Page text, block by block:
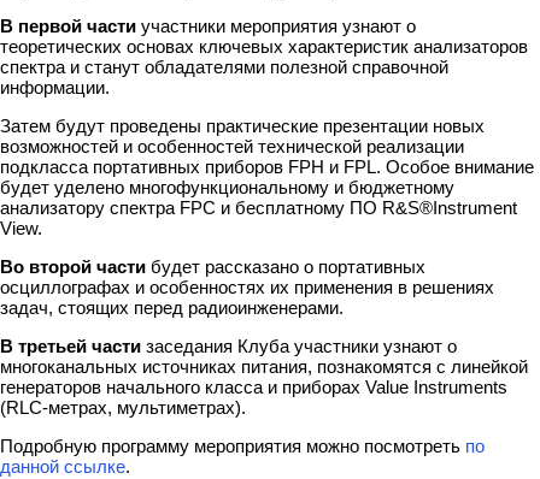
В первой части участники мероприятия узнают о
теоретических основах ключевых характеристик анализаторов
спектра и станут обладателями полезной справочной
информации.
Затем будут проведены практические презентации новых
возможностей и особенностей технической реализации
подкласса портативных приборов FPH и FPL. Особое внимание
будет уделено многофункциональному и бюджетному
анализатору спектра FPC и бесплатному ПО R&S®Instrument
View.
Во второй части будет рассказано о портативных
осциллографах и особенностях их применения в решениях
задач, стоящих перед радиоинженерами.
В третьей части заседания Клуба участники узнают о
многоканальных источниках питания, познакомятся с линейкой
генераторов начального класса и приборах Value Instruments
(RLC-метрах, мультиметрах).
Подробную программу мероприятия можно посмотреть по
данной ссылке.